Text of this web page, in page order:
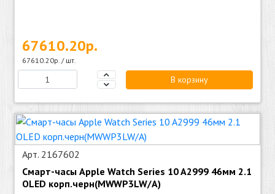
67610.20р.
67610.20р. / шт.
В корзину
Арт. 2167602
Смарт-часы Apple Watch Series 10 A2999 46мм 2.1
OLED корп.черн(MWWP3LW/A)